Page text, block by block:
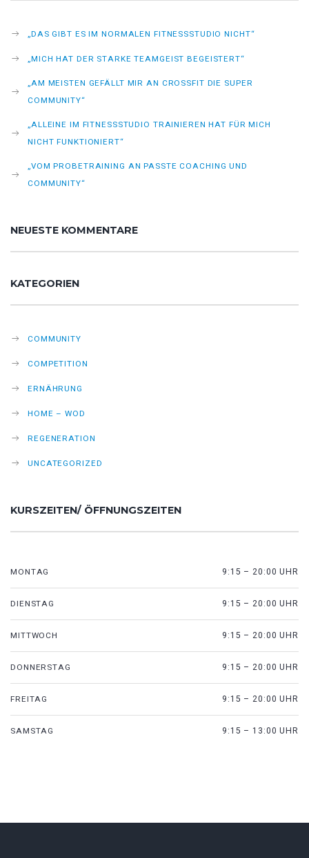
„DAS GIBT ES IM NORMALEN FITNESSSTUDIO NICHT“
„MICH HAT DER STARKE TEAMGEIST BEGEISTERT“
„AM MEISTEN GEFÄLLT MIR AN CROSSFIT DIE SUPER
COMMUNITY“
„ALLEINE IM FITNESSSTUDIO TRAINIEREN HAT FÜR MICH
NICHT FUNKTIONIERT“
„VOM PROBETRAINING AN PASSTE COACHING UND
COMMUNITY“
NEUESTE KOMMENTARE
KATEGORIEN
COMMUNITY
COMPETITION
ERNÄHRUNG
HOME – WOD
REGENERATION
UNCATEGORIZED
KURSZEITEN/ ÖFFNUNGSZEITEN
MONTAG 9:15 – 20:00 UHR
DIENSTAG 9:15 – 20:00 UHR
MITTWOCH 9:15 – 20:00 UHR
DONNERSTAG 9:15 – 20:00 UHR
FREITAG 9:15 – 20:00 UHR
SAMSTAG 9:15 – 13:00 UHR